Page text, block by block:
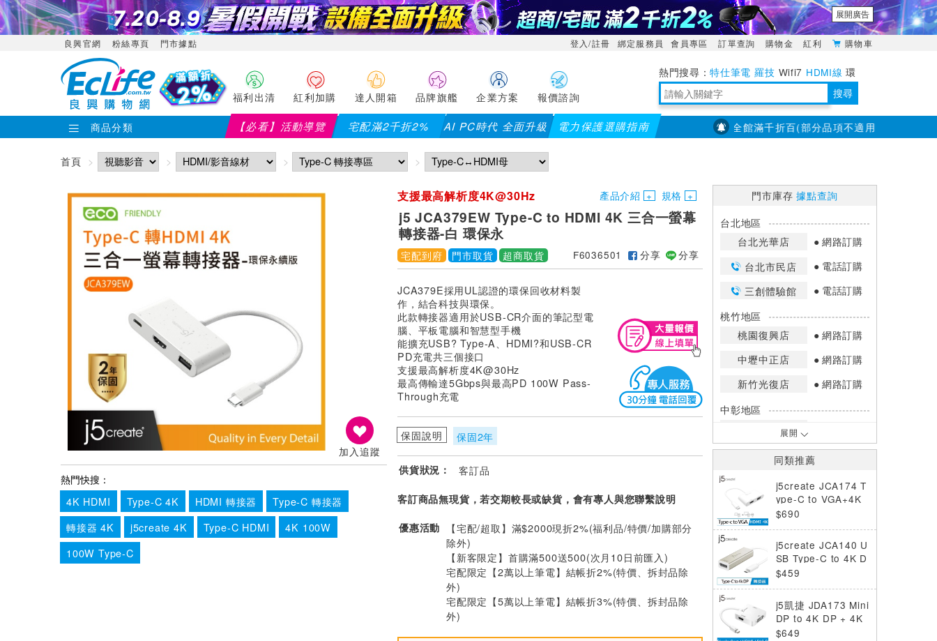
展開廣告
良興官網 粉絲專頁 門市據點 登入/註冊 綁定服務員 會員專區 訂單查詢 購物金 紅利 購物車
福利出清 紅利加購 達人開箱 品牌旗艦 企業方案 報價諮詢
特仕筆電 羅技 Wifi7 HDMI線 環
境量測 明緯POWER 搜尋
商品分類 【必看】活動導覽 宅配滿2千折2% AI PC時代 全面升級 電力保護選購指南【PX大通】全館滿千折百(部分品項不適用，滿2千折200...)
首頁
加入追蹤
熱門快搜：
4K HDMI
Type-C 4K HDMI 轉接器
Type-C 轉接器
轉接器 4K
j5create 4K Type-C HDMI
4K 100W
100W Type-C
支援最高解析度4K@30Hz 產品介紹 規格
j5 JCA379EW Type-C to HDMI 4K 三合一螢幕
轉接器-白 環保永
宅配到府 門市取貨 超商取貨 F6036501 分享 分享
JCA379E採用UL認證的環保回收材料製
作，結合科技與環保。
此款轉接器適用於USB-CR介面的筆記型電
腦、平板電腦和智慧型手機
能擴充USB? Type-A、HDMI?和USB-CR
PD充電共三個接口
支援最高解析度4K@30Hz
最高傳輸達5Gbps與最高PD 100W Pass-
Through充電
保固說明 保固2年
供貨狀況： 客訂品
客訂商品無現貨，若交期較長或缺貨，會有專人與您聯繫說明
優惠活動
【宅配/超取】滿$2000現折2%(福利品/特價/加購部分
除外)
【新客限定】首購滿500送500(次月10日前匯入)
宅配限定【2萬以上筆電】結帳折2%(特價、拆封品除
外)
宅配限定【5萬以上筆電】結帳折3%(特價、拆封品除
外)
門市庫存據點查詢
台北地區
台北光華店
網路訂購
台北市民店
電話訂購
三創體驗館
電話訂購
桃竹地區
桃園復興店
網路訂購
中壢中正店
網路訂購
新竹光復店
網路訂購
中彰地區
台中英才店
嘉南地區
高雄鳳山店
網路訂購
*庫存數量：網路訂購(0)、少量庫存
(1~2)、現貨充足(3以上)。
*門市庫存以店內實際數量為準，可使
用專人服務或撥打門市電話洽詢。
展開
同類推薦
j5create JCA174 T
ype-C to VGA+4K
HDMI螢幕轉接器
$690
j5create JCA140 U
SB Type-C to 4K D
P 轉接器
$459
j5凱捷 JDA173 Mini
DP to 4K DP + 4K
HDMI + DVI三合一
$649